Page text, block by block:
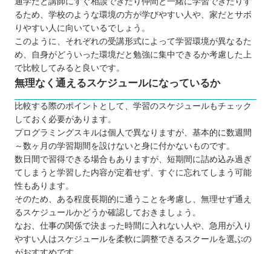
るため、学校のような環境の方が学びやすい人や、家だとサボ
りやすい人に向いているでしょう。
このように、それぞれの受講形式によって学習環境が異なるた
め、自身がどういった環境だと勉強に集中できるか考慮した上
で比較してみると良いです。
無理なく通えるスケジュールになっているか
比較する際のポイントとして、学習のスケジュールもチェック
しておく必要があります。
プログラミングスキルは個人で異なりますが、基本的に数週間
～数ヶ月の学習期間を設けないと身に付かないものです。
数日間で習得できる場合もありますが、短期間に詰め込み過ぎ
てしまうと学習した内容が定着せず、すぐに忘れてしまう可能
性もあります。
そのため、ある程度長期的に通うことを考慮し、無理せず通え
るスケジュールかどうか確認しておきましょう。
なお、仕事の関係で決まった時間に入れない人や、急用が入り
やすい人はスケジュールを柔軟に調整できるスクールを選ぶの